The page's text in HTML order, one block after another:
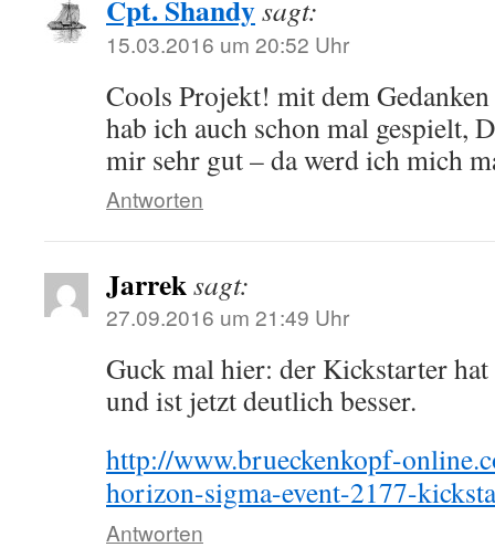
Cpt. Shandysagt:
15.03.2016 um 20:52 Uhr
Cools Projekt! mit dem Gedanken
hab ich auch schon mal gespielt,
mir sehr gut – da werd ich mich
Antworten
Jarreksagt:
27.09.2016 um 21:49 Uhr
Guck mal hier: der Kickstarter
und ist jetzt deutlich besser.
http://www.brueckenkopf-
horizon-sigma-event-2177-
Antworten